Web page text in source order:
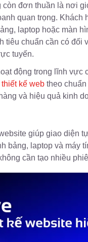
đơn thuần là nơi
quan trọng. Khách
laptop hoặc màn
tiêu chuẩn cần có đối
tuyến.
động trong lĩnh vực
thiết kế web theo
và hiệu quả kinh
giúp giao diện
bảng, laptop và máy
cần tạo nhiều